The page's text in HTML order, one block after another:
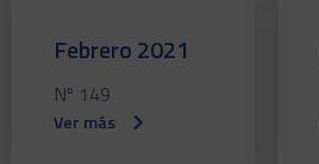
Febrero 2021
Nº 149
Ver más